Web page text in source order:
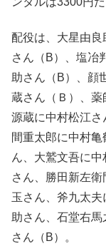
配役は、大星由
さん（B）、塩冶
助さん（B）、顔
蔵さん（Ｂ）、
源蔵に中村松江
間重太郎に中村
ん、大鷲文吾に
さん、勝田新左
玉さん、斧九太
助さん、石堂右
さん（B）。